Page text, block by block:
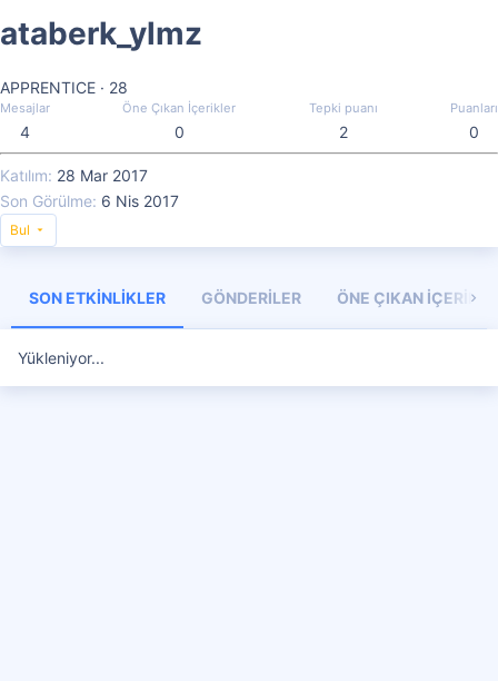
ataberk_ylmz
APPRENTICE · 28
Mesajlar
4
Öne Çıkan İçerikler
0
Tepki puanı
2
Puanları
0
Katılım 28 Mar 2017
Son Görülme 6 Nis 2017
Bul
SON ETKINLIKLER GÖNDERILER ÖNE ÇIKAN
Yükleniyor...